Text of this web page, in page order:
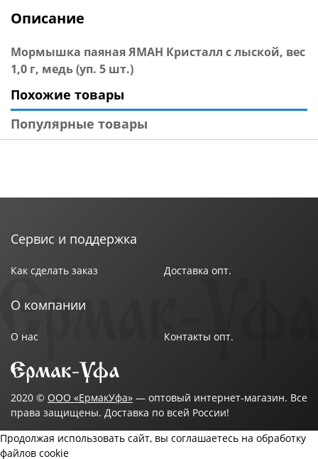
Описание
Мормышка паяная ЯМАН Кристалл с лыской, вес
1,0 г, медь (уп. 5 шт.)
Похожие товары
Популярные товары
Сервис и поддержка
Как сделать заказ Доставка опт.
О компании
О нас Контакты опт.
2020 © ООО «ЕрмакУфа» — оптовый интернет-магазин. Все
права защищены. Доставка по всей России!
Продолжая использовать сайт, вы соглашаетесь на обработку
файлов cookie